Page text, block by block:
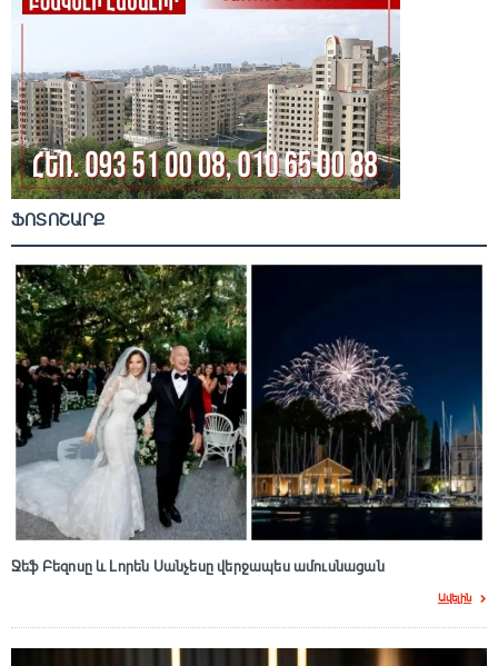
ՖՈՏՈՇԱՐՔ
Ջեֆ Բեզոսը և Լորեն Սանչեսը վերջապես ամուսնացան
Ավելին